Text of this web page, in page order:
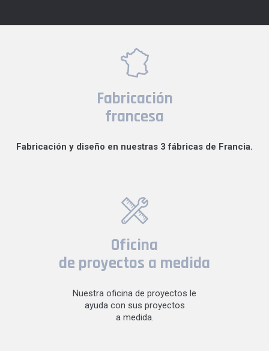
Fabricación
francesa
Fabricación y diseño en nuestras 3 fábricas de Francia.
Oficina
de proyectos a medida
Nuestra oficina de proyectos le
ayuda con sus proyectos
a medida.